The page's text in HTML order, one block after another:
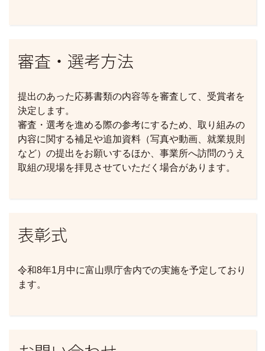
審査・選考方法
提出のあった応募書類の内容等を審査して、受賞者を
決定します。
審査・選考を進める際の参考にするため、取り組みの
内容に関する補足や追加資料（写真や動画、就業規則
など）の提出をお願いするほか、事業所へ訪問のうえ
取組の現場を拝見させていただく場合があります。
表彰式
令和8年1月中に富山県庁舎内での実施を予定しており
ます。